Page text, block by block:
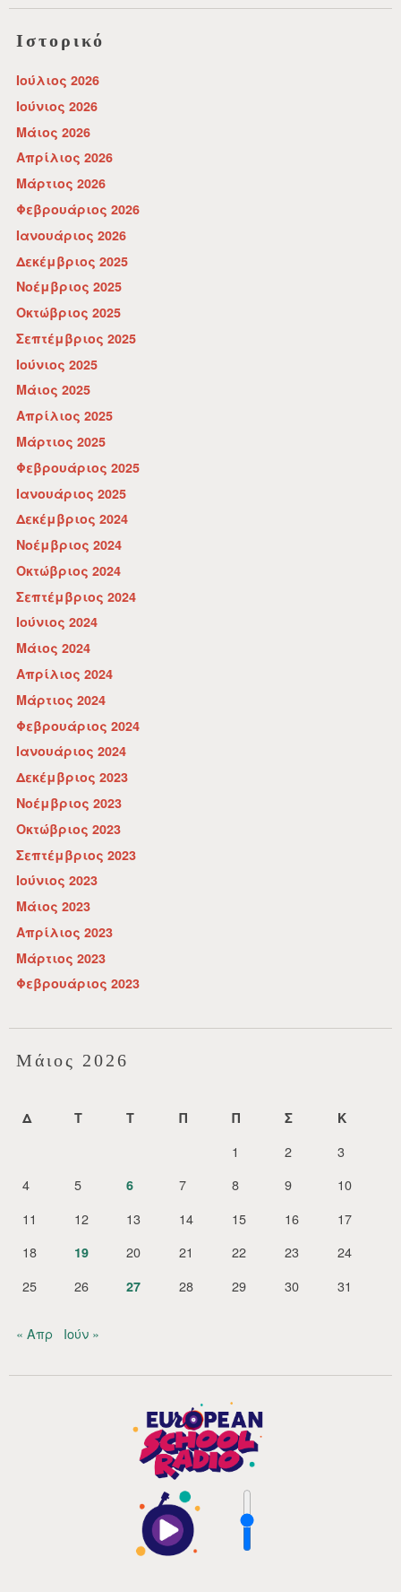
Ιστορικό
Ιούλιος 2026
Ιούνιος 2026
Μάιος 2026
Απρίλιος 2026
Μάρτιος 2026
Φεβρουάριος 2026
Ιανουάριος 2026
Δεκέμβριος 2025
Νοέμβριος 2025
Οκτώβριος 2025
Σεπτέμβριος 2025
Ιούνιος 2025
Μάιος 2025
Απρίλιος 2025
Μάρτιος 2025
Φεβρουάριος 2025
Ιανουάριος 2025
Δεκέμβριος 2024
Νοέμβριος 2024
Οκτώβριος 2024
Σεπτέμβριος 2024
Ιούνιος 2024
Μάιος 2024
Απρίλιος 2024
Μάρτιος 2024
Φεβρουάριος 2024
Ιανουάριος 2024
Δεκέμβριος 2023
Νοέμβριος 2023
Οκτώβριος 2023
Σεπτέμβριος 2023
Ιούνιος 2023
Μάιος 2023
Απρίλιος 2023
Μάρτιος 2023
Φεβρουάριος 2023
Μάιος 2026
Δ Τ Τ Π Π Σ Κ
1 2
3
4
5 6 7 8 9
10
11
12 13 14 15 16
17
18
19 20 21 22 23
24
25
26 27 28 29 30 31
« Απρ Ιούν »